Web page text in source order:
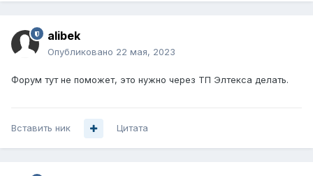
alibek
Опубликовано 22 мая, 2023
Форум тут не поможет, это нужно через ТП Элтекса делать.
Вставить ник Цитата